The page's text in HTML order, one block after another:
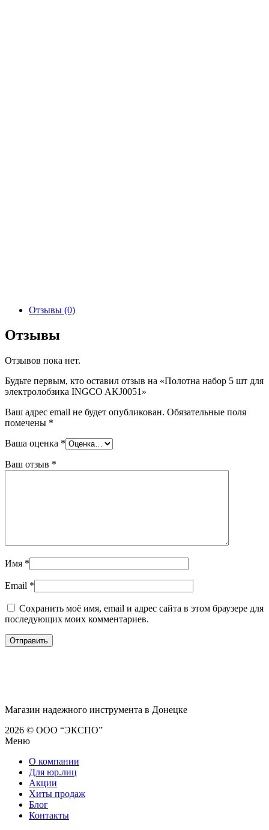
Отзывы (0)
Отзывы
Отзывов пока нет.
Будьте первым, кто оставил отзыв на «Полотна набор 5 шт для
электролобзика INGCO AKJ0051»
Ваш адрес email не будет опубликован. Обязательные поля
помечены *
Ваша оценка *
Ваш отзыв *
Имя *
Email *
Сохранить моё имя, email и адрес сайта в этом браузере для
последующих моих комментариев.
Магазин надежного инструмента в Донецке
2026 © ООО “ЭКСПО”
Меню
О компании
Для юр.лиц
Акции
Хиты продаж
Блог
Контакты